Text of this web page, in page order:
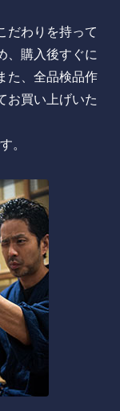
だわりを持って
、購入後すぐに
た、全品検品作
お買い上げいた
。